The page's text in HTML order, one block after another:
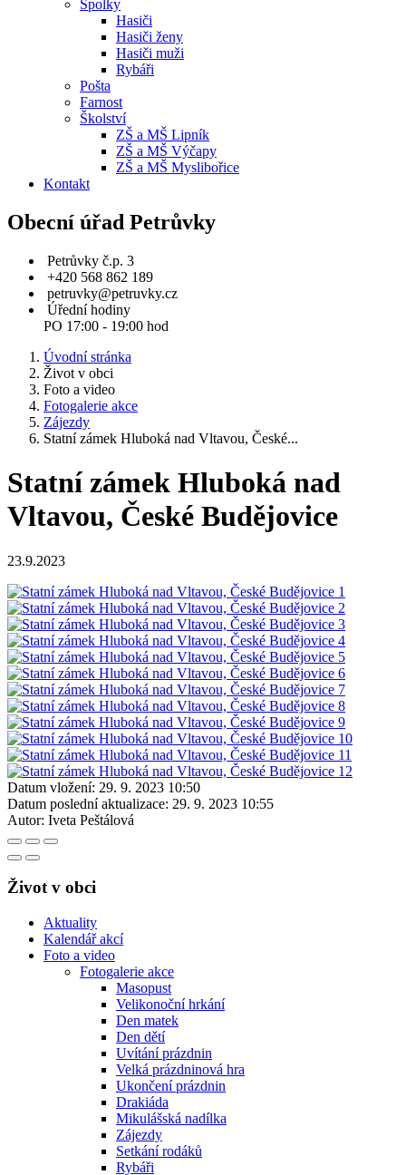
Spolky
Hasiči
Hasiči ženy
Hasiči muži
Rybáři
Pošta
Farnost
Školství
ZŠ a MŠ Lipník
ZŠ a MŠ Výčapy
ZŠ a MŠ Myslibořice
Kontakt
Obecní úřad Petrůvky
Petrůvky č.p. 3
+420 568 862 189
petruvky@petruvky.cz
Úřední hodiny
PO 17:00 - 19:00 hod
Úvodní stránka
Život v obci
Foto a video
Fotogalerie akce
Zájezdy
Statní zámek Hluboká nad Vltavou, České...
Statní zámek Hluboká nad
Vltavou, České Budějovice
23.9.2023
Datum vložení: 29. 9. 2023 10:50
Datum poslední aktualizace: 29. 9. 2023 10:55
Autor: Iveta Peštálová
Život v obci
Aktuality
Kalendář akcí
Foto a video
Fotogalerie akce
Masopust
Velikonoční hrkání
Den matek
Den dětí
Uvítání prázdnin
Velká prázdninová hra
Ukončení prázdnin
Drakiáda
Mikulášská nadílka
Zájezdy
Setkání rodáků
Rybáři